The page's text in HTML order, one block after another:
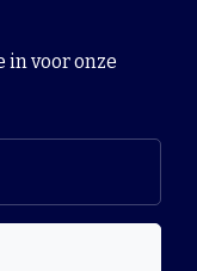
in voor onze